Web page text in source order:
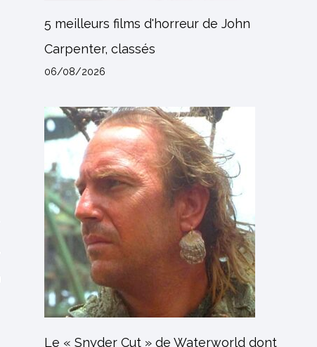
5 meilleurs films d'horreur de John
Carpenter, classés
06/08/2026
Le « Snyder Cut » de Waterworld dont